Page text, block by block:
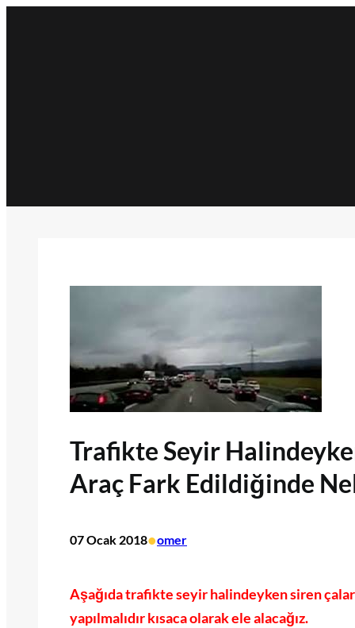
Trafikte Seyir
Araç Fark Edildiğinde
07 Ocak 2018•omer
Aşağıda trafikte seyir halindeyken siren
yapılmalıdır kısaca olarak ele alacağız.